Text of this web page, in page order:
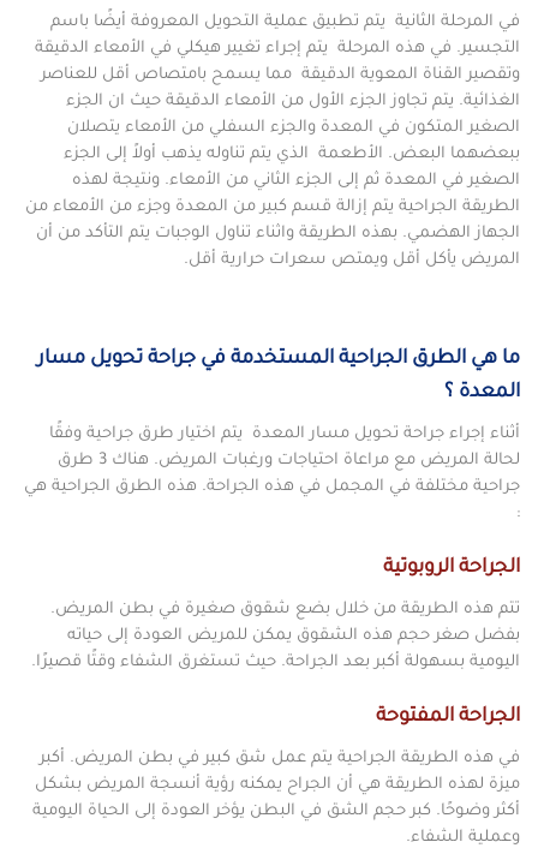
في المرحلة الثانية يتم تطبيق عملية التحويل المعروفة أيضًا باسم
التجسير. في هذه المرحلة يتم إجراء تغيير هيكلي في الأمعاء الدقيقة
وتقصير القناة المعوية الدقيقة مما يسمح بامتصاص أقل للعناصر
الغذائية. يتم تجاوز الجزء الأول من الأمعاء الدقيقة حيث ان الجزء
الصغير المتكون في المعدة والجزء السفلي من الأمعاء يتصلان
ببعضهما البعض. الأطعمة الذي يتم تناوله يذهب أولاً إلى الجزء
الصغير في المعدة ثم إلى الجزء الثاني من الأمعاء. ونتيجة لهذه
الطريقة الجراحية يتم إزالة قسم كبير من المعدة وجزء من الأمعاء من
الجهاز الهضمي. بهذه الطريقة واثناء تناول الوجبات يتم التأكد من أن
المريض يأكل أقل ويمتص سعرات حرارية أقل.
ما هي الطرق الجراحية المستخدمة في جراحة تحويل مسار
المعدة ؟
أثناء إجراء جراحة تحويل مسار المعدة يتم اختيار طرق جراحية وفقًا
لحالة المريض مع مراعاة احتياجات ورغبات المريض. هناك 3 طرق
جراحية مختلفة في المجمل في هذه الجراحة. هذه الطرق الجراحية هي
:
الجراحة الروبوتية
تتم هذه الطريقة من خلال بضع شقوق صغيرة في بطن المريض.
بفضل صغر حجم هذه الشقوق يمكن للمريض العودة إلى حياته
اليومية بسهولة أكبر بعد الجراحة. حيث تستغرق الشفاء وقتًا قصيرًا.
الجراحة المفتوحة
في هذه الطريقة الجراحية يتم عمل شق كبير في بطن المريض. أكبر
ميزة لهذه الطريقة هي أن الجراح يمكنه رؤية أنسجة المريض بشكل
أكثر وضوحًا. كبر حجم الشق في البطن يؤخر العودة إلى الحياة اليومية
وعملية الشفاء.